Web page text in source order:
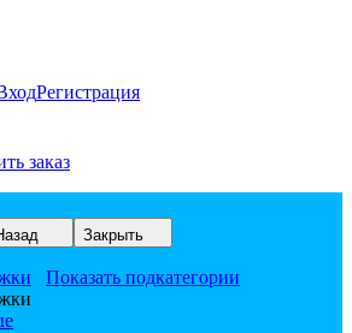
Регистрация
заказ
Закрыть
Показать подкатегории